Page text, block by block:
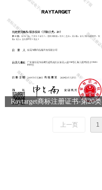
Raytarget商标注册证书-第20类
上一页 1